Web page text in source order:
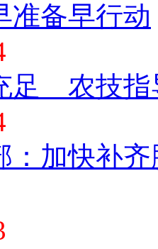
准备早行动
足 农技指
：加快补